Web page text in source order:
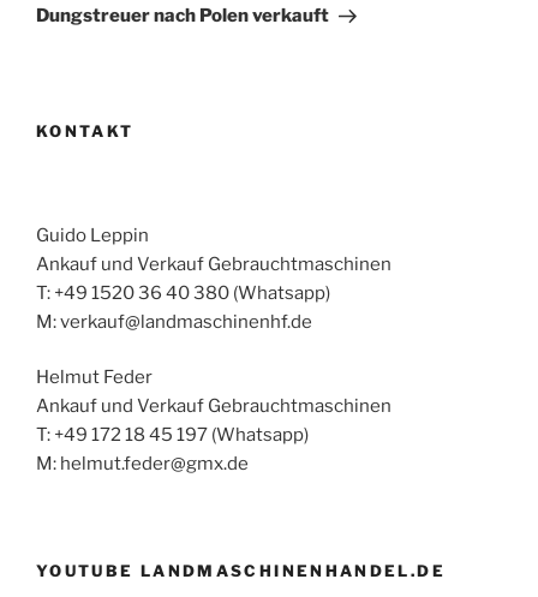
Beitrag
Dungstreuer nach Polen verkauft
KONTAKT
Guido Leppin
Ankauf und Verkauf Gebrauchtmaschinen
T: +49 1520 36 40 380 (Whatsapp)
M: verkauf@landmaschinenhf.de
Helmut Feder
Ankauf und Verkauf Gebrauchtmaschinen
T: +49 172 18 45 197 (Whatsapp)
M: helmut.feder@gmx.de
YOUTUBE LANDMASCHINENHANDEL.DE